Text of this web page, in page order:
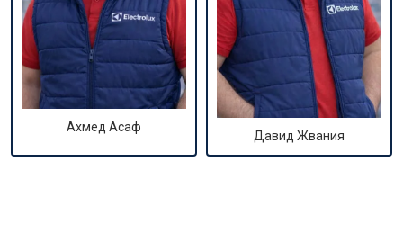
Ахмед Асаф
Давид Жвания